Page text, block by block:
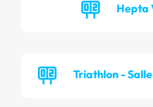
Hepta
Triathlon -